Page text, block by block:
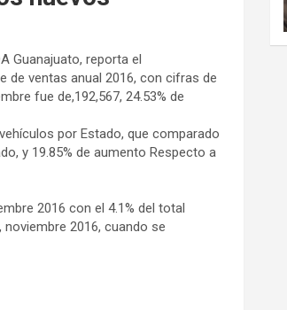
Guanajuato, reporta el
de ventas anual 2016, con cifras de
fue de,192,567, 24.53% de
por Estado, que comparado
y 19.85% de aumento Respecto a
2016 con el 4.1% del total
2016, cuando se